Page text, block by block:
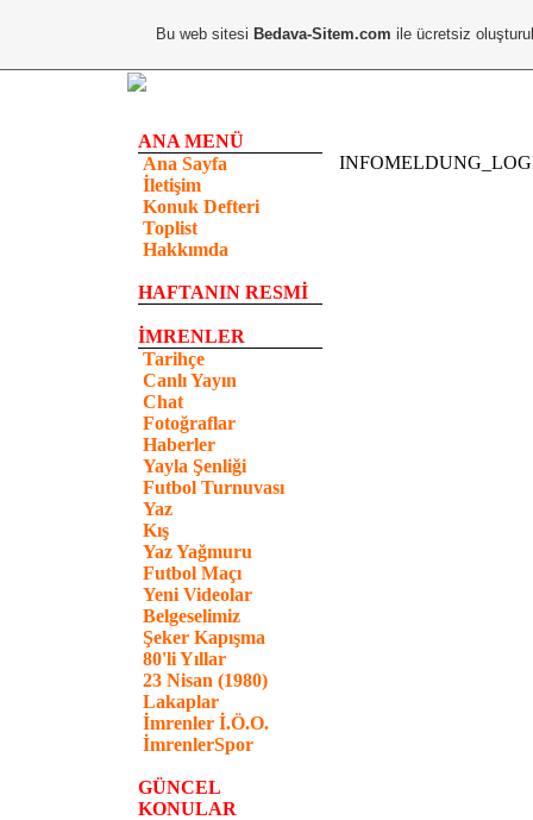
ANA MENÜ
Ana Sayfa
İletişim
Konuk Defteri
Toplist
Hakkımda
HAFTANIN RESMİ
İMRENLER
Tarihçe
Canlı Yayın
Chat
Fotoğraflar
Haberler
Yayla Şenliği
Futbol Turnuvası
Yaz
Kış
Yaz Yağmuru
Futbol Maçı
Yeni Videolar
Belgeselimiz
Şeker Kapışma
80'li Yıllar
23 Nisan (1980)
Lakaplar
İmrenler İ.Ö.O.
İmrenlerSpor
GÜNCEL
KONULAR
Bu web sitesi Bedava-Sitem.com ile ücretsiz